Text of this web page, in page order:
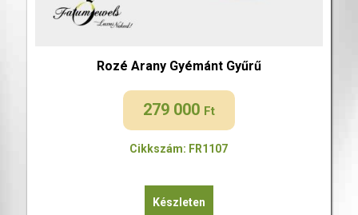
Rozé Arany Gyémánt Gyűrű
279 000 Ft
Cikkszám: FR1107
Készleten